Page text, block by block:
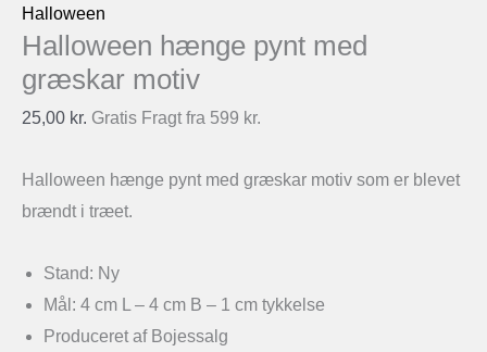
Halloween
Halloween hænge pynt med
græskar motiv
25,00 kr. Gratis Fragt fra 599 kr.
Halloween hænge pynt med græskar motiv som er blevet
brændt i træet.
Stand: Ny
Mål: 4 cm L – 4 cm B – 1 cm tykkelse
Produceret af Bojessalg